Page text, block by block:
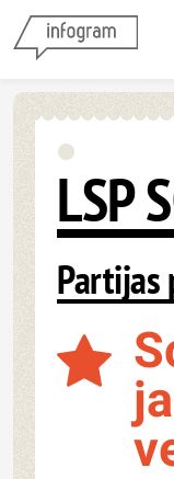
LSP
Partijas